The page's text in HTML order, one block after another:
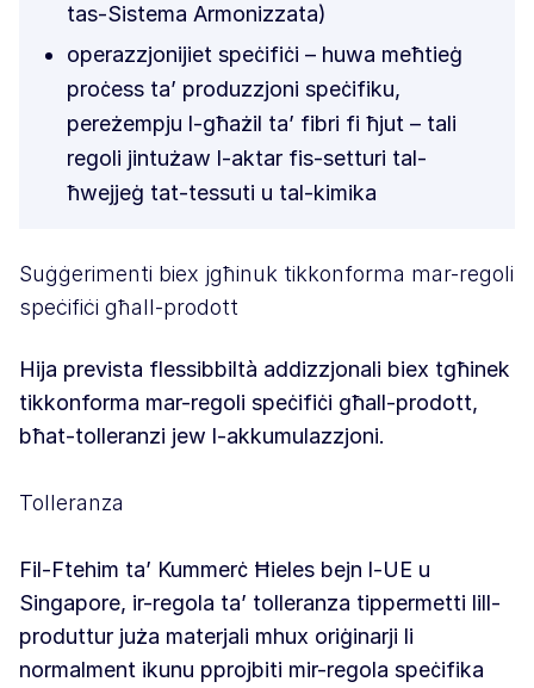
tas-Sistema Armonizzata)
operazzjonijiet speċifiċi – huwa meħtieġ
proċess ta’ produzzjoni speċifiku,
pereżempju l-għażil ta’ fibri fi ħjut – tali
regoli jintużaw l-aktar fis-setturi tal-
ħwejjeġ tat-tessuti u tal-kimika
Suġġerimenti biex jgħinuk tikkonforma mar-regoli
speċifiċi għall-prodott
Hija prevista flessibbiltà addizzjonali biex tgħinek
tikkonforma mar-regoli speċifiċi għall-prodott,
bħat-tolleranzi jew l-akkumulazzjoni.
Tolleranza
Fil-Ftehim ta’ Kummerċ Ħieles bejn l-UE u
Singapore, ir-regola ta’ tolleranza tippermetti lill-
produttur juża materjali mhux oriġinarji li
normalment ikunu pprojbiti mir-regola speċifika